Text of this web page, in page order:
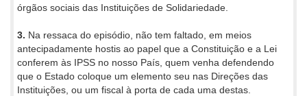
órgãos sociais das Instituições de Solidariedade.
3. Na ressaca do episódio, não tem faltado, em meios
antecipadamente hostis ao papel que a Constituição e a Lei
conferem às IPSS no nosso País, quem venha defendendo
que o Estado coloque um elemento seu nas Direções das
Instituições, ou um fiscal à porta de cada uma destas.